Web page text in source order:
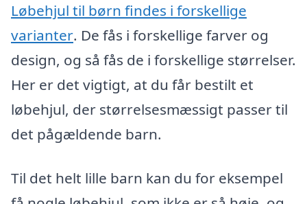
Løbehjul til børn findes i forskellige
varianter. De fås i forskellige farver og
design, og så fås de i forskellige størrelser.
Her er det vigtigt, at du får bestilt et
løbehjul, der størrelsesmæssigt passer til
det pågældende barn.
Til det helt lille barn kan du for eksempel